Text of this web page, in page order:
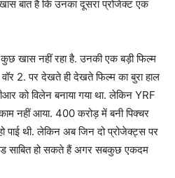
बात है कि उनका दूसरा प्रोजेक्ट एक
खास नहीं रहा है. उनकी एक बड़ी फिल्म
2. पर देखते ही देखते फिल्म का बुरा हाल
को विलेन बनाया गया था. लेकिन YRF
नहीं आया. 400 करोड़ में बनी पिक्चर
पाई थी. लेकिन अब जिन दो प्रोजेक्ट्स पर
साबित हो सकते हैं अगर सबकुछ एकदम